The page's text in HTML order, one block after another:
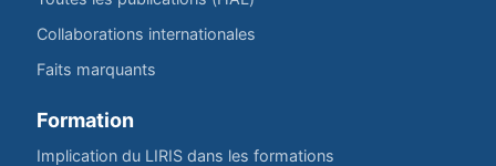
Collaborations internationales
Faits marquants
Formation
Implication du LIRIS dans les formations